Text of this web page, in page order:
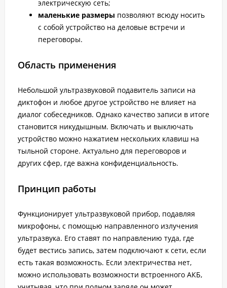
электрическую сеть;
маленькие размеры позволяют всюду носить
с собой устройство на деловые встречи и
переговоры.
Область применения
Небольшой ультразвуковой подавитель записи на
диктофон и любое другое устройство не влияет на
диалог собеседников. Однако качество записи в итоге
становится никудышным. Включать и выключать
устройство можно нажатием нескольких клавиш на
тыльной стороне. Актуально для переговоров и
других сфер, где важна конфиденциальность.
Принцип работы
Функционирует ультразвуковой прибор, подавляя
микрофоны, с помощью направленного излучения
ультразвука. Его ставят по направлению туда, где
будет вестись запись, затем подключают к сети, если
есть такая возможность. Если электричества нет,
можно использовать возможности встроенного АКБ,